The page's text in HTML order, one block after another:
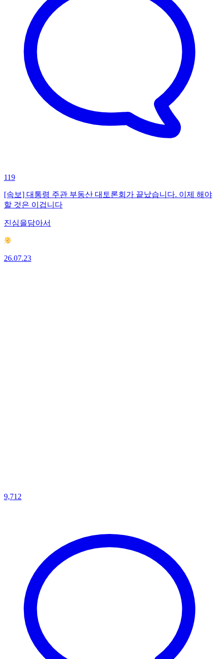
119
[속보] 대통령 주관 부동산 대토론회가 끝났습니다. 이제 해야
할 것은 이겁니다
진심을담아서
26.07.23
9,712